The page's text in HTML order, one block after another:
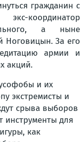
гражданин с
координатор
а ныне
Ноговицын. За его
армии и
акций.
и их
экстремисты и
срыва выборов
инструменты для
как